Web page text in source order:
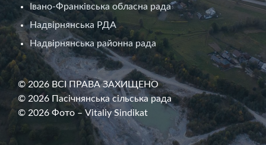
Івано-Франківська обласна рада
Надвірнянська РДА
Надвірнянська районна рада
© 2026 ВСІ ПРАВА ЗАХИЩЕНО
© 2026 Пасічнянська сільська рада
© 2026 Фото – Vitaliy Sindikat